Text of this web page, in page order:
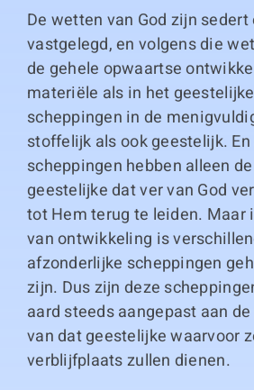
Duitse boeken
Links
De wetten van God zijn
vastgelegd, en volgens die
de gehele opwaartse
materiële als in het
scheppingen in de
stoffelijk als ook geestelijk. En
scheppingen hebben alleen
geestelijke dat ver van God
tot Hem terug te leiden. Maar
van ontwikkeling is
afzonderlijke scheppingen
zijn. Dus zijn deze
aard steeds aangepast aan
van dat geestelijke waarvoor
verblijfplaats zullen dienen.